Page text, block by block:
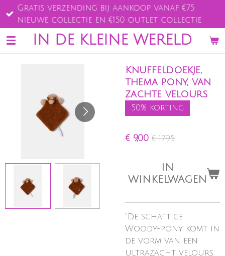
Ga
direct
naar
de
IN DE KLEINE WERELD
Gratis verzending bij aankoop vanaf €75
nieuwe collectie en €150 outlet collectie
Knuffeldoekje,
thema pony, van
zachte velours
50% korting
€ 9,00 € 17,95
IN
WINKELWAGEN
"De schattige
Woody-pony komt in
de vorm van een
ultrazacht velours